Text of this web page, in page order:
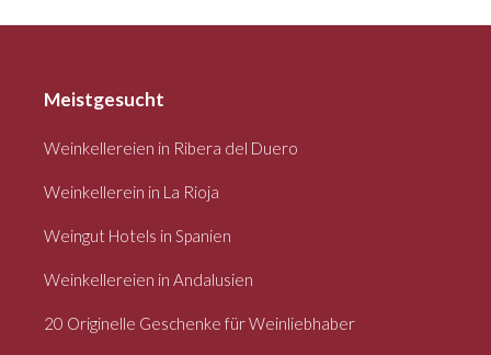
Meistgesucht
Weinkellereien in Ribera del Duero
Weinkellerein in La Rioja
Weingut Hotels in Spanien
Weinkellereien in Andalusien
20 Originelle Geschenke für Weinliebhaber